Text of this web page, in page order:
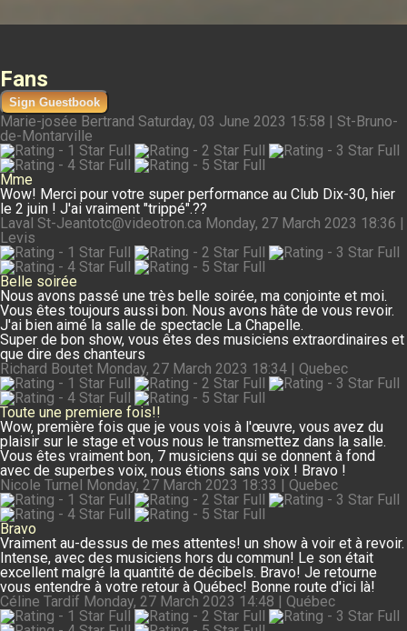
Fans
Sign Guestbook
Marie-josée Bertrand Saturday, 03 June 2023 15:58 | St-Bruno-
de-Montarville
Mme
Wow! Merci pour votre super performance au Club Dix-30, hier
le 2 juin ! J'ai vraiment "trippé".??
Laval St-Jeantotc@videotron.ca Monday, 27 March 2023 18:36 |
Levis
Belle soirée
Nous avons passé une très belle soirée, ma conjointe et moi.
Vous êtes toujours aussi bon. Nous avons hâte de vous revoir.
J'ai bien aimé la salle de spectacle La Chapelle.
Super de bon show, vous êtes des musiciens extraordinaires et
que dire des chanteurs
Richard Boutet Monday, 27 March 2023 18:34 | Quebec
Toute une premiere fois!!
Wow, première fois que je vous vois à l'œuvre, vous avez du
plaisir sur le stage et vous nous le transmettez dans la salle.
Vous êtes vraiment bon, 7 musiciens qui se donnent à fond
avec de superbes voix, nous étions sans voix ! Bravo !
Nicole Turnel
Monday, 27 March 2023 18:33 | Quebec
Bravo
Vraiment au-dessus de mes attentes! un show à voir et à revoir.
Intense, avec des musiciens hors du commun! Le son était
excellent malgré la quantité de décibels. Bravo! Je retourne
vous entendre à votre retour à Québec! Bonne route d'ici là!
Céline Tardif Monday, 27 March 2023 14:48 | Québec